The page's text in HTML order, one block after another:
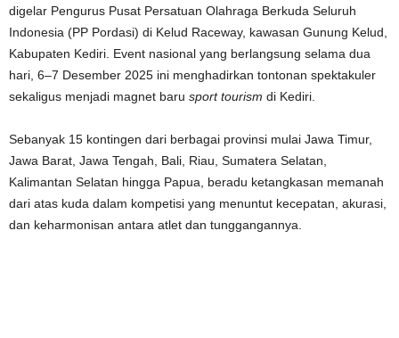
digelar Pengurus Pusat Persatuan Olahraga Berkuda Seluruh
Indonesia (PP Pordasi) di Kelud Raceway, kawasan Gunung Kelud,
Kabupaten Kediri. Event nasional yang berlangsung selama dua
hari, 6–7 Desember 2025 ini menghadirkan tontonan spektakuler
sekaligus menjadi magnet baru sport tourism di Kediri.
Sebanyak 15 kontingen dari berbagai provinsi mulai Jawa Timur,
Jawa Barat, Jawa Tengah, Bali, Riau, Sumatera Selatan,
Kalimantan Selatan hingga Papua, beradu ketangkasan memanah
dari atas kuda dalam kompetisi yang menuntut kecepatan, akurasi,
dan keharmonisan antara atlet dan tunggangannya.